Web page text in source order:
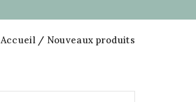
Accueil Nouveaux produits